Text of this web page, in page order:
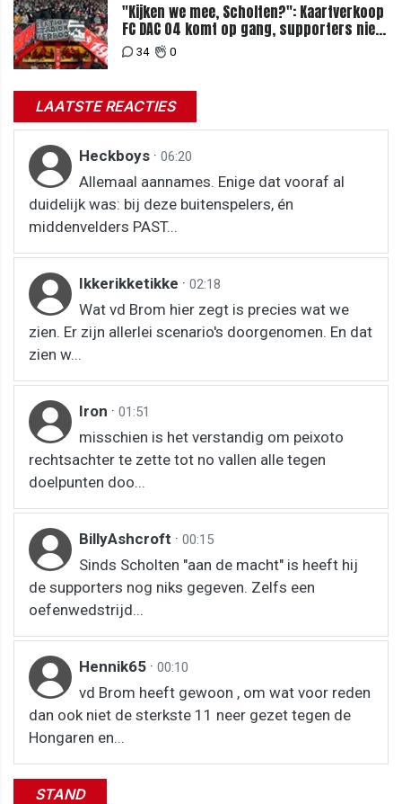
"Kijken we mee, Scholten?": Kaartverkoop
FC DAC 04 komt op gang, supporters niet
blij met ticketprijzen
34 0
LAATSTE REACTIES
Heckboys · 06:20
Allemaal aannames. Enige dat vooraf al
duidelijk was: bij deze buitenspelers, én
middenvelders PAST...
Ikkerikketikke · 02:18
Wat vd Brom hier zegt is precies wat we
zien. Er zijn allerlei scenario's doorgenomen. En dat
zien w...
Iron · 01:51
misschien is het verstandig om peixoto
rechtsachter te zette tot no vallen alle tegen
doelpunten doo...
BillyAshcroft · 00:15
Sinds Scholten "aan de macht" is heeft hij
de supporters nog niks gegeven. Zelfs een
oefenwedstrijd...
Hennik65 · 00:10
vd Brom heeft gewoon , om wat voor reden
dan ook niet de sterkste 11 neer gezet tegen de
Hongaren en...
STAND